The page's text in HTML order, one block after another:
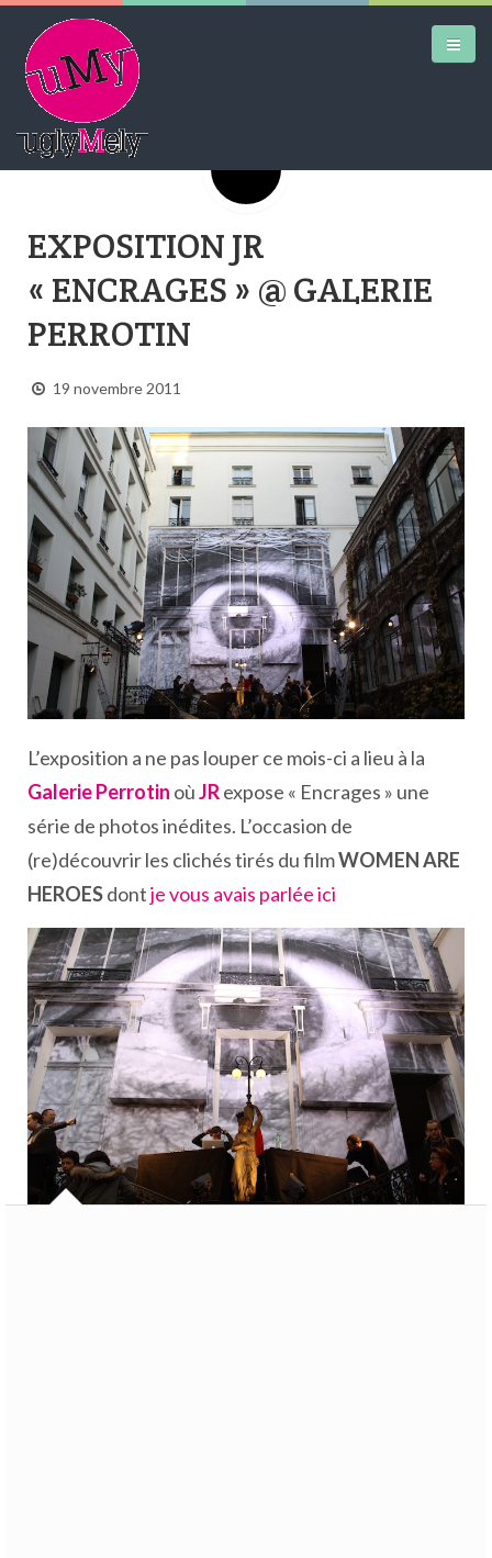
AIRTRAINERPEDIA
STREET ART
MW SHIFT
Google+
EXPOSITION JR
« ENCRAGES » @ GALERIE
PERROTIN
19 novembre 2011
L’exposition a ne pas louper ce mois-ci a lieu à la
Galerie Perrotin oùJRexpose « Encrages » une
série de photos inédites. L’occasion de
(re)découvrir les clichés tirés du filmWOMEN ARE
HEROESdontje vous avais parlée ici